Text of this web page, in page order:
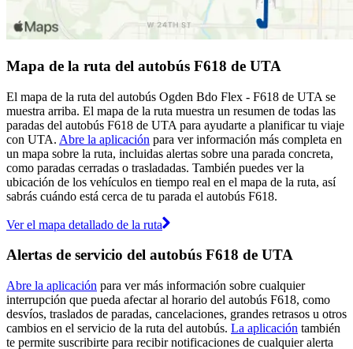
Mapa de la ruta del autobús F618 de UTA
El mapa de la ruta del autobús Ogden Bdo Flex - F618 de UTA se
muestra arriba. El mapa de la ruta muestra un resumen de todas las
paradas del autobús F618 de UTA para ayudarte a planificar tu viaje
con UTA. Abre la aplicación para ver información más completa en
un mapa sobre la ruta, incluidas alertas sobre una parada concreta,
como paradas cerradas o trasladadas. También puedes ver la
ubicación de los vehículos en tiempo real en el mapa de la ruta, así
sabrás cuándo está cerca de tu parada el autobús F618.
Ver el mapa detallado de la ruta
Alertas de servicio del autobús F618 de UTA
Abre la aplicación para ver más información sobre cualquier
interrupción que pueda afectar al horario del autobús F618, como
desvíos, traslados de paradas, cancelaciones, grandes retrasos u otros
cambios en el servicio de la ruta del autobús. La aplicación también
te permite suscribirte para recibir notificaciones de cualquier alerta